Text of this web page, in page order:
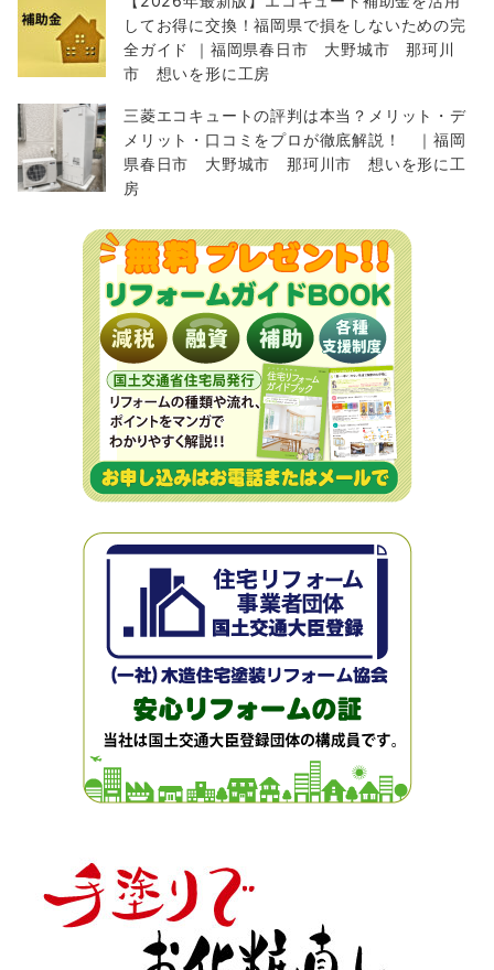
してお得に交換！福岡県で損をしないための完
全ガイド ｜福岡県春日市 大野城市 那珂川
市 想いを形に工房
三菱エコキュートの評判は本当？メリット・デ
メリット・口コミをプロが徹底解説！ ｜福岡
県春日市 大野城市 那珂川市 想いを形に工
房